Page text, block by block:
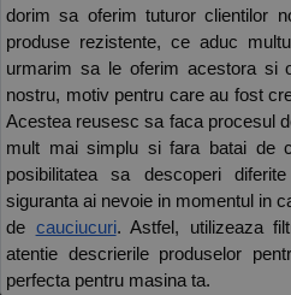
dorim sa oferim tuturor clientilor
produse rezistente, ce aduc
urmarim sa le oferim acestora si
nostru, motiv pentru care au fost
Acestea reusesc sa faca procesul
mult mai simplu si fara batai de
posibilitatea sa descoperi
siguranta ai nevoie in momentul in
de cauciucuri. Astfel, utilizeaza
atentie descrierile produselor
perfecta pentru masina ta.